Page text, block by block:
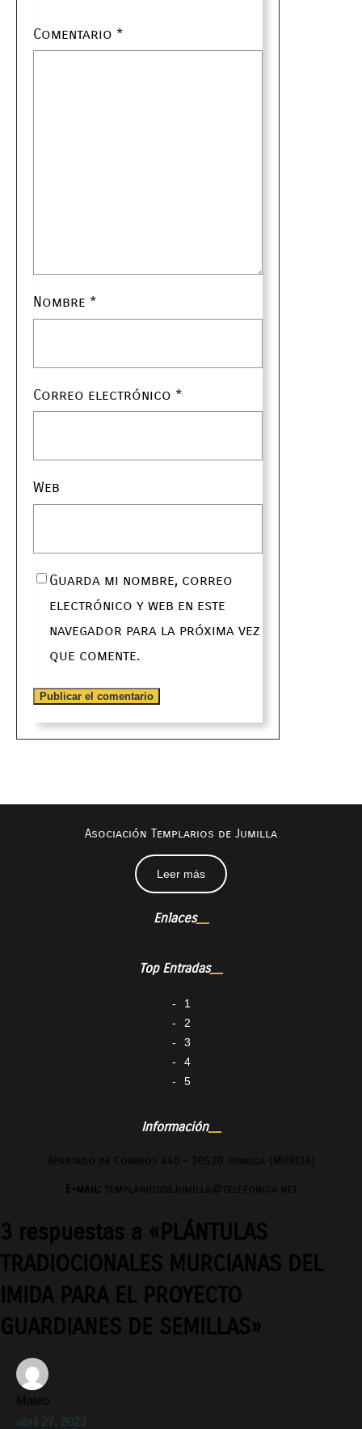
Comentario *
Nombre *
Correo electrónico *
Web
Guarda mi nombre, correo
electrónico y web en este
navegador para la próxima vez
que comente.
Asociación Templarios de Jumilla
Leer más
Enlaces
Top Entradas
1
2
3
4
5
Información
Apartado de Correos 440 – 30520 Jumilla (MURCIA)
E-mail: templariosdejumilla@telefonica.net
3 respuestas a «PLÁNTULAS
TRADIOCIONALES MURCIANAS DEL
IMIDA PARA EL PROYECTO
GUARDIANES DE SEMILLAS»
Mateo
abril 27, 2023